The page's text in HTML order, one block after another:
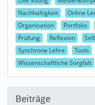
Nachhaltigkeit
Online
Organisation
Portfolio
Prüfung
Reflexion
Synchrone Lehre
Tools
Wissenschaftliche Sorgfalt
Beiträge